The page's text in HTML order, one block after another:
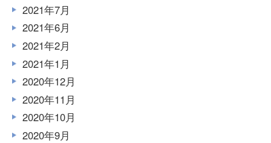
2021年7月
2021年6月
2021年2月
2021年1月
2020年12月
2020年11月
2020年10月
2020年9月